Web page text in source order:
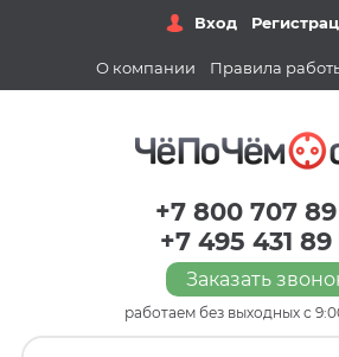
Вход
О компании Правила
+7 800 707
+7 495 431
Заказать
работаем без выходных с